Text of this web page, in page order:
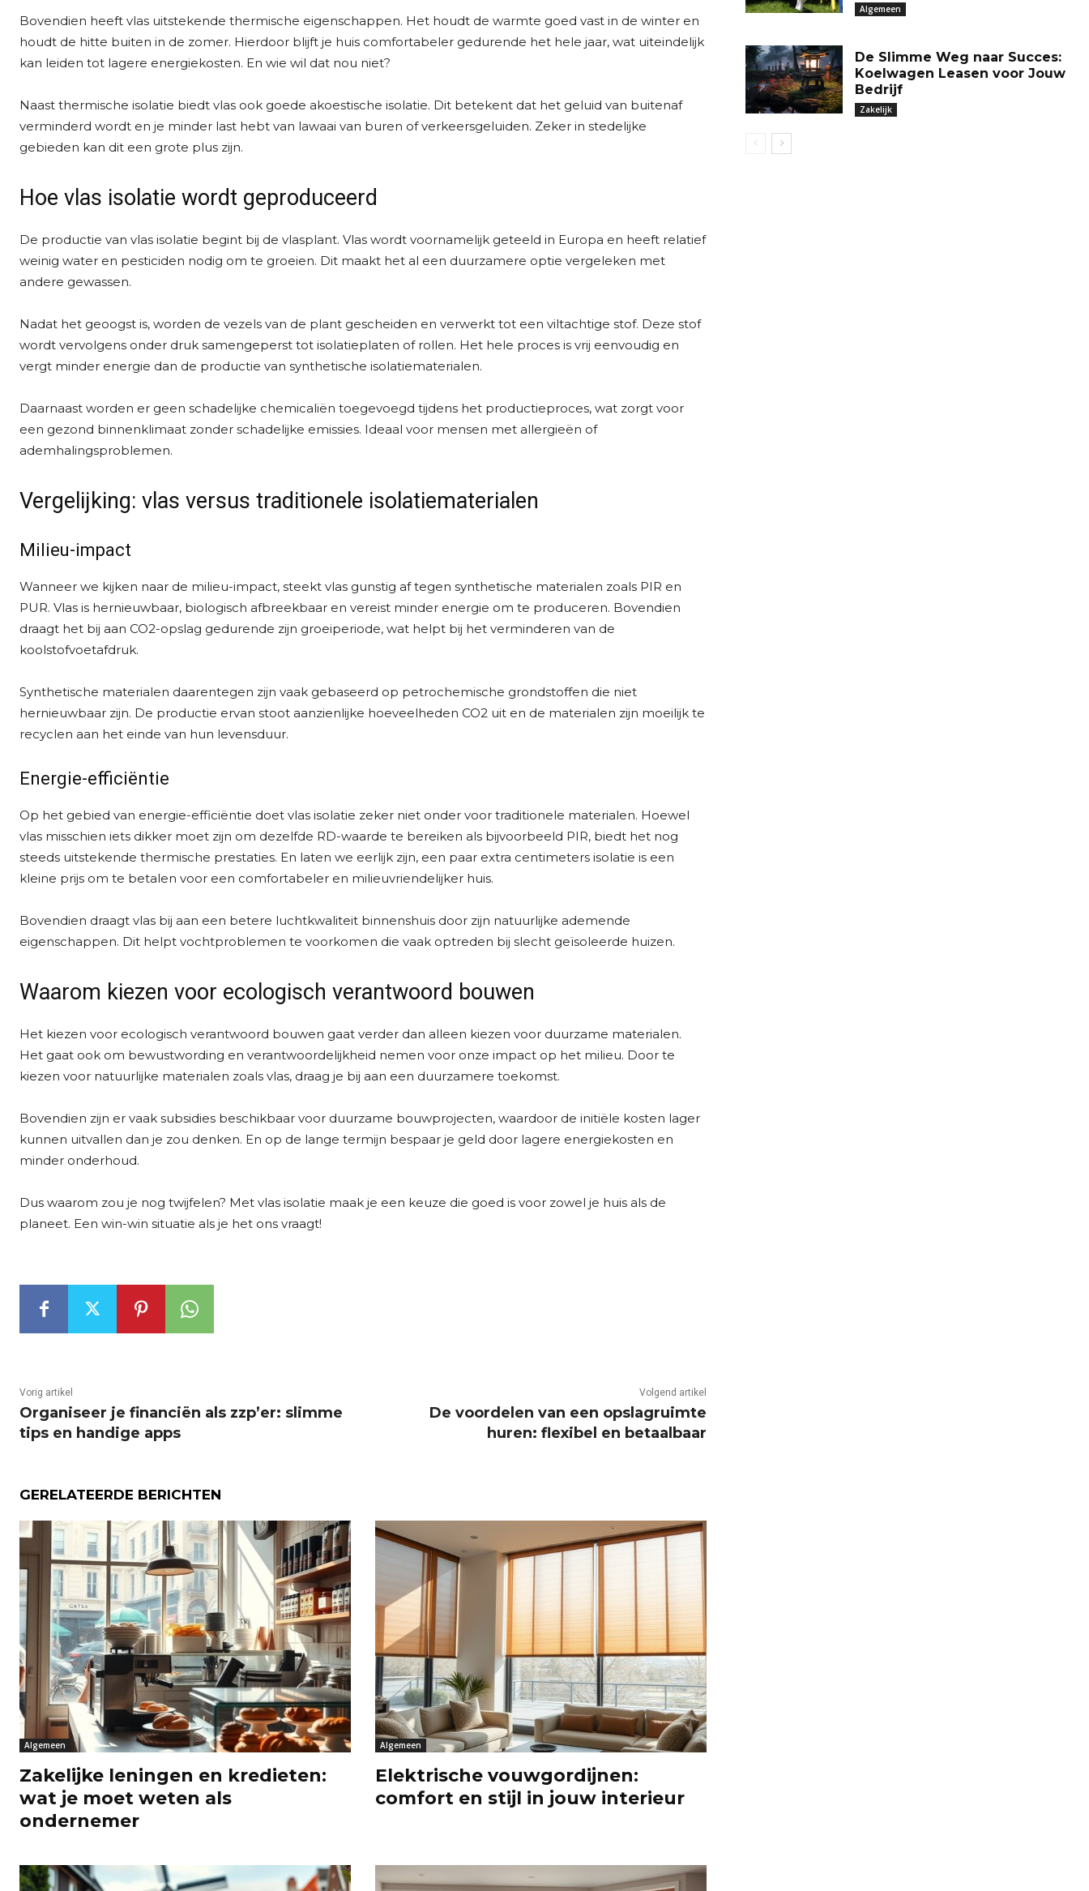
Bovendien heeft vlas uitstekende thermische eigenschappen. Het houdt de warmte goed vast in de winter en
houdt de hitte buiten in de zomer. Hierdoor blijft je huis comfortabeler gedurende het hele jaar, wat uiteindelijk
kan leiden tot lagere energiekosten. En wie wil dat nou niet?
Naast thermische isolatie biedt vlas ook goede akoestische isolatie. Dit betekent dat het geluid van buitenaf
verminderd wordt en je minder last hebt van lawaai van buren of verkeersgeluiden. Zeker in stedelijke
gebieden kan dit een grote plus zijn.
Hoe vlas isolatie wordt geproduceerd
De productie van vlas isolatie begint bij de vlasplant. Vlas wordt voornamelijk geteeld in Europa en heeft relatief
weinig water en pesticiden nodig om te groeien. Dit maakt het al een duurzamere optie vergeleken met
andere gewassen.
Nadat het geoogst is, worden de vezels van de plant gescheiden en verwerkt tot een viltachtige stof. Deze stof
wordt vervolgens onder druk samengeperst tot isolatieplaten of rollen. Het hele proces is vrij eenvoudig en
vergt minder energie dan de productie van synthetische isolatiematerialen.
Daarnaast worden er geen schadelijke chemicaliën toegevoegd tijdens het productieproces, wat zorgt voor
een gezond binnenklimaat zonder schadelijke emissies. Ideaal voor mensen met allergieën of
ademhalingsproblemen.
Vergelijking: vlas versus traditionele isolatiematerialen
Milieu-impact
Wanneer we kijken naar de milieu-impact, steekt vlas gunstig af tegen synthetische materialen zoals PIR en
PUR. Vlas is hernieuwbaar, biologisch afbreekbaar en vereist minder energie om te produceren. Bovendien
draagt het bij aan CO2-opslag gedurende zijn groeiperiode, wat helpt bij het verminderen van de
koolstofvoetafdruk.
Synthetische materialen daarentegen zijn vaak gebaseerd op petrochemische grondstoffen die niet
hernieuwbaar zijn. De productie ervan stoot aanzienlijke hoeveelheden CO2 uit en de materialen zijn moeilijk te
recyclen aan het einde van hun levensduur.
Energie-efficiëntie
Op het gebied van energie-efficiëntie doet vlas isolatie zeker niet onder voor traditionele materialen. Hoewel
vlas misschien iets dikker moet zijn om dezelfde RD-waarde te bereiken als bijvoorbeeld PIR, biedt het nog
steeds uitstekende thermische prestaties. En laten we eerlijk zijn, een paar extra centimeters isolatie is een
kleine prijs om te betalen voor een comfortabeler en milieuvriendelijker huis.
Bovendien draagt vlas bij aan een betere luchtkwaliteit binnenshuis door zijn natuurlijke ademende
eigenschappen. Dit helpt vochtproblemen te voorkomen die vaak optreden bij slecht geïsoleerde huizen.
Waarom kiezen voor ecologisch verantwoord bouwen
Het kiezen voor ecologisch verantwoord bouwen gaat verder dan alleen kiezen voor duurzame materialen.
Het gaat ook om bewustwording en verantwoordelijkheid nemen voor onze impact op het milieu. Door te
kiezen voor natuurlijke materialen zoals vlas, draag je bij aan een duurzamere toekomst.
Bovendien zijn er vaak subsidies beschikbaar voor duurzame bouwprojecten, waardoor de initiële kosten lager
kunnen uitvallen dan je zou denken. En op de lange termijn bespaar je geld door lagere energiekosten en
minder onderhoud.
Dus waarom zou je nog twijfelen? Met vlas isolatie maak je een keuze die goed is voor zowel je huis als de
planeet. Een win-win situatie als je het ons vraagt!
Vorig artikel
Organiseer je financiën als zzp’er: slimme
tips en handige apps
Volgend artikel
De voordelen van een opslagruimte
huren: flexibel en betaalbaar
GERELATEERDE BERICHTEN
Algemeen
Zakelijke leningen en kredieten:
wat je moet weten als
ondernemer
Algemeen
Elektrische vouwgordijnen:
comfort en stijl in jouw interieur
Algemeen
De Slimme Weg naar Succes:
Koelwagen Leasen voor Jouw
Bedrijf
Zakelijk